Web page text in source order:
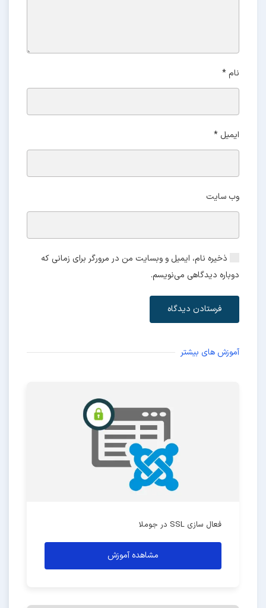
نام*
ایمیل *
وب‌ سایت
ذخیره نام، ایمیل و وبسایت من در مرورگر برای زمانی که
دوباره دیدگاهی می‌نویسم.
فرستادن دیدگاه
آموزش های بیشتر
فعال سازی SSL در جوملا
مشاهده آموزش